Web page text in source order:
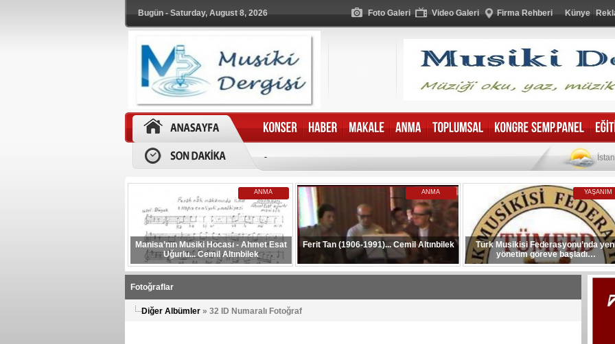
Bugün - Saturday, August 8, 2026 Foto Galeri Video Galeri Firma Rehberi Künye
-
ANMA
Manisa’nın Musiki Hocası - Ahmet Esat
Uğurlu... Cemil Altınbilek
ANMA
Ferit Tan (1906-1991)... Cemil Altınbilek
YAŞANIM
Türk Musikisi Federasyonu’nda
yönetim göreve başladı…
Fotoğraflar
Diğer Albümler» 32 ID Numaralı Fotoğraf